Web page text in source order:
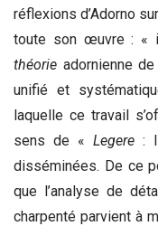
réflexions d’Adorno
toute son œuvre : «
théorie adornienne
unifié et
laquelle ce travail
sens de «Legere:
disséminées. De ce
que l’analyse de
charpenté parvient à